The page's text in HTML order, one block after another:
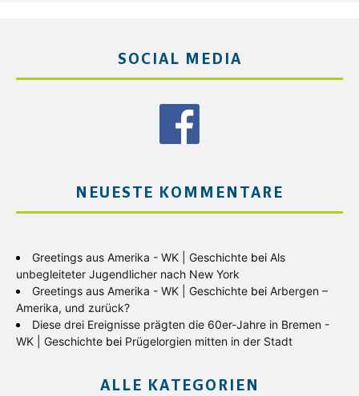
SOCIAL MEDIA
NEUESTE KOMMENTARE
Greetings aus Amerika - WK | Geschichte bei Als
unbegleiteter Jugendlicher nach New York
Greetings aus Amerika - WK | Geschichte bei Arbergen –
Amerika, und zurück?
Diese drei Ereignisse prägten die 60er-Jahre in Bremen -
WK | Geschichte bei Prügelorgien mitten in der Stadt
ALLE KATEGORIEN